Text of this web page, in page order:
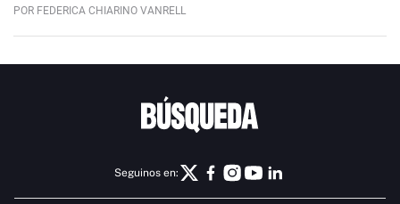
POR FEDERICA CHIARINO VANRELL
Seguinos en: